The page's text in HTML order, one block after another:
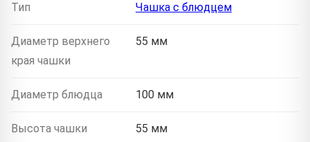
Тип Чашка с блюдцем
Диаметр верхнего
края чашки
55 мм
Диаметр блюдца 100 мм
Высота чашки 55 мм